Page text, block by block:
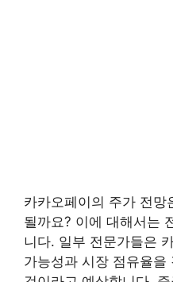
카카오페이의 주가 전망
될까요? 이에 대해서는
니다. 일부 전문가들은
가능성과 시장 점유율